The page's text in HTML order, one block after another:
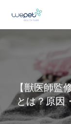
【獣医師監
とは？原因